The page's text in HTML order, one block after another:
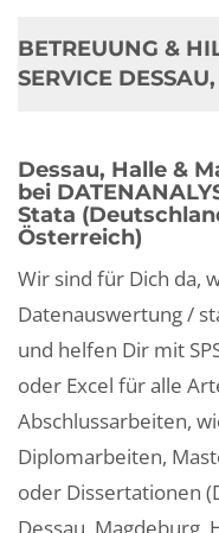
BETREUUNG &
SERVICE
Dessau, Halle &
bei
Stata
Österreich)
Wir sind für Dich da,
Datenauswertung /
und helfen Dir mit
oder Excel für alle
Abschlussarbeiten,
Diplomarbeiten,
oder Dissertationen